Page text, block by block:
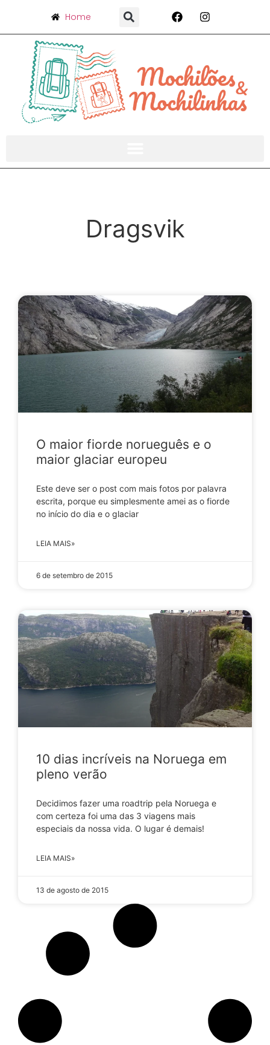
Home
Dragsvik
O maior fiorde norueguês e o
maior glaciar europeu
Este deve ser o post com mais fotos por palavra
escrita, porque eu simplesmente amei as o fiorde
no início do dia e o glaciar
LEIA MAIS»
6 de setembro de 2015
10 dias incríveis na Noruega em
pleno verão
Decidimos fazer uma roadtrip pela Noruega e
com certeza foi uma das 3 viagens mais
especiais da nossa vida. O lugar é demais!
LEIA MAIS»
13 de agosto de 2015